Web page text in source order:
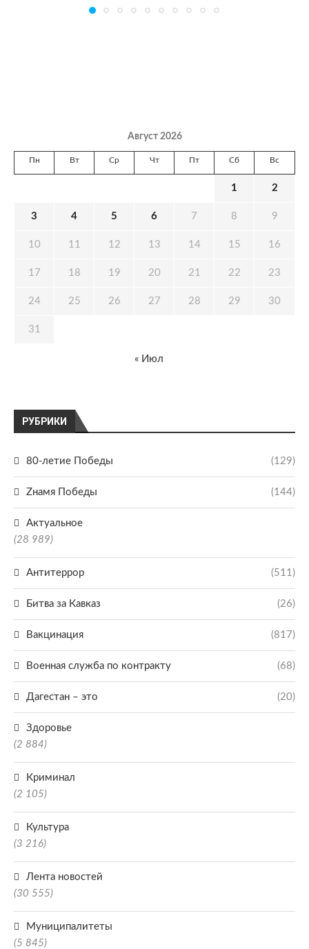
РУБРИКИ
80-летие Победы (129)
Zнамя Победы (144)
Актуальное
(28 989)
Антитеррор (511)
Битва за Кавказ (26)
Вакцинация (817)
Военная служба по контракту (68)
Дагестан – это (20)
Здоровье
(2 884)
Криминал
(2 105)
Культура
(3 216)
Лента новостей
(30 555)
Муниципалитеты
(5 845)
Август 2026
Пн Вт Ср Чт Пт Сб Вс
1 2
3 4 5 6 7 8 9
10 11 12 13 14 15 16
17 18 19 20 21 22 23
24 25 26 27 28 29 30
31
« Июл